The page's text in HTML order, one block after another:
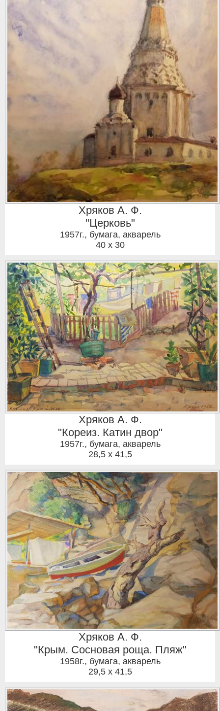
Хряков А. Ф.
"Церковь"
1957г., бумага, акварель
40 x 30
Хряков А. Ф.
"Кореиз. Катин двор"
1957г., бумага, акварель
28,5 x 41,5
Хряков А. Ф.
"Крым. Сосновая роща. Пляж"
1958г., бумага, акварель
29,5 x 41,5